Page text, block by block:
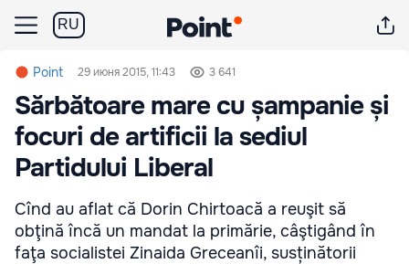
RU
Point 29 июня 2015, 11:43 3 641
Sărbătoare mare cu șampanie și
focuri de artificii la sediul
Partidului Liberal
Cînd au aflat că Dorin Chirtoacă a reuşit să
obţină încă un mandat la primărie, câştigând în
faţa socialistei Zinaida Greceanîi, susținătorii